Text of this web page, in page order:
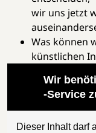
wir uns jetzt
Was können
künstlichen
Wir
-Service
Dieser Inhalt darf